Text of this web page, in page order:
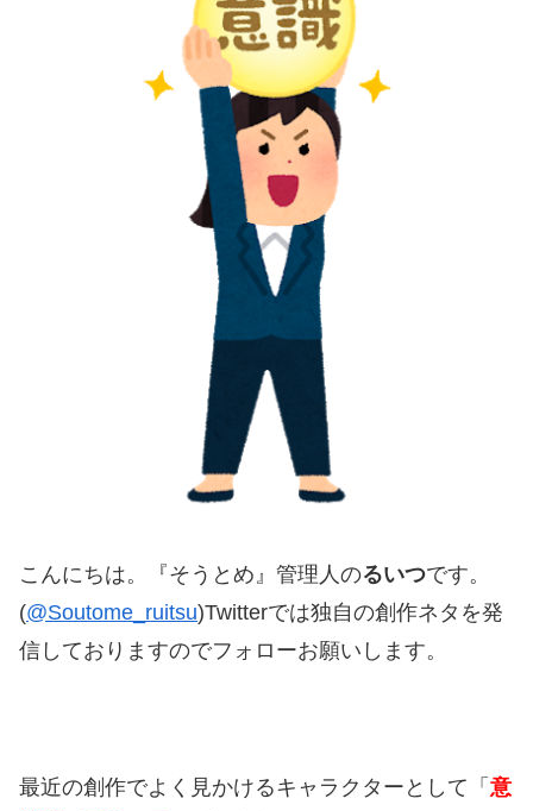
こんにちは。『そうとめ』管理人のるいつです。
(@Soutome_ruitsu)Twitterでは独自の創作ネタを発
信しておりますのでフォローお願いします。
最近の創作でよく見かけるキャラクターとして「 意